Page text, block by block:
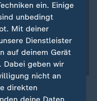
Null und
ein. Einige
unbedingt
Mit deiner
Dienstleister
auf deinem Gerät
Dabei geben wir
nicht an
direkten